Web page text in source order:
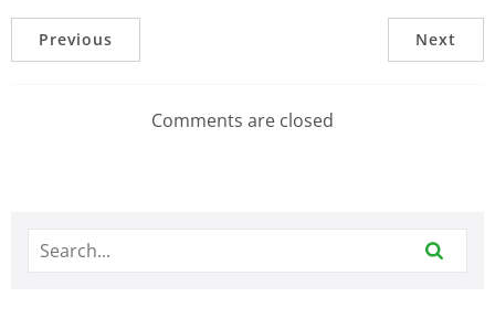
Previous Next
Comments are closed